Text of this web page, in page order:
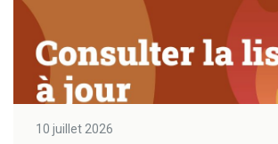
10 juillet 2026